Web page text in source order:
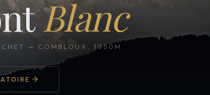
Blanc
— COMBLOUX, 1050M